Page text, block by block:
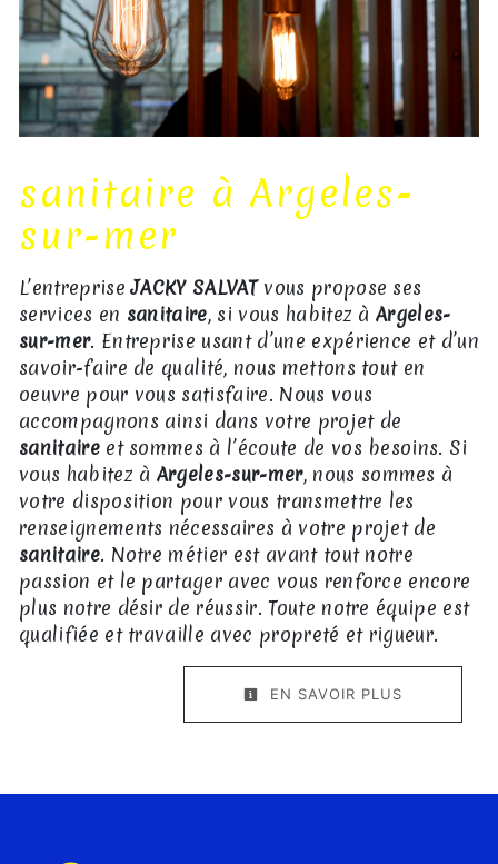
sanitaire à Argeles-
sur-mer
L’entrepriseJACKY SALVATvous propose ses
services en sanitaire, si vous habitez àArgeles-
sur-mer. Entreprise usant d’une expérience et d’un
savoir-faire de qualité, nous mettons tout en
oeuvre pour vous satisfaire. Nous vous
accompagnons ainsi dans votre projet de
sanitaireet sommes à l’écoute de vos besoins. Si
vous habitez à Argeles-sur-mer, nous sommes à
votre disposition pour vous transmettre les
renseignements nécessaires à votre projet de
sanitaire. Notre métier est avant tout notre
passion et le partager avec vous renforce encore
plus notre désir de réussir. Toute notre équipe est
qualifiée et travaille avec propreté et rigueur.
EN SAVOIR PLUS